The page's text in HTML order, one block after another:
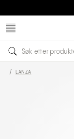
/ LANZA